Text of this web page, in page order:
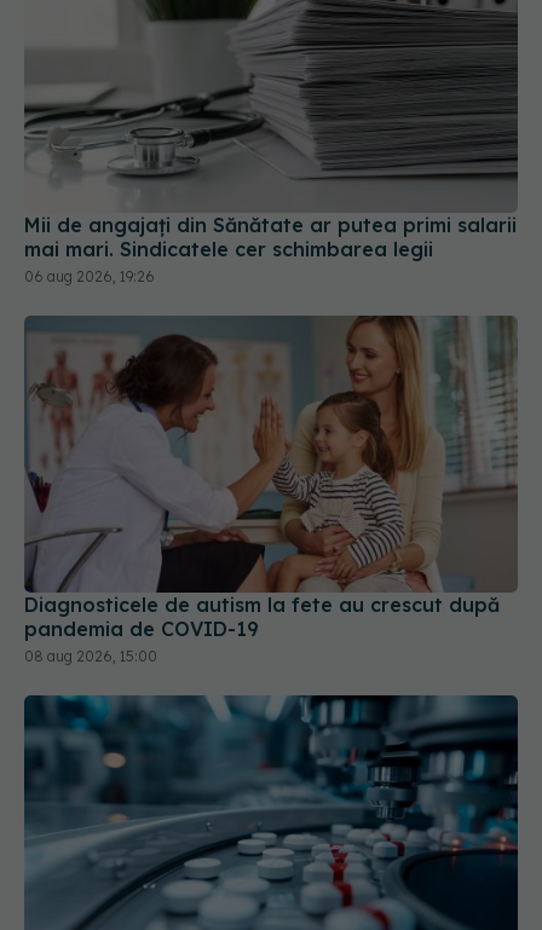
Mii de angajați din Sănătate ar putea primi salarii
mai mari. Sindicatele cer schimbarea legii
06 aug 2026, 19:26
Diagnosticele de autism la fete au crescut după
pandemia de COVID-19
08 aug 2026, 15:00